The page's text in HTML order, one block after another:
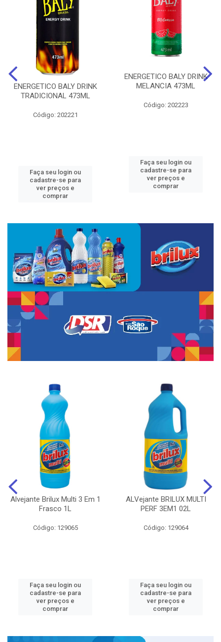
ENERGETICO BALY DRINK
TRADICIONAL 473ML
Código: 202221
Faça seu login ou
cadastre-se para
ver preços e
comprar
ENERGETICO BALY DRINK
MELANCIA 473ML
Código: 202223
Faça seu login ou
cadastre-se para
ver preços e
comprar
Alvejante Brilux Multi 3 Em 1
Frasco 1L
Código: 129065
Faça seu login ou
cadastre-se para
ver preços e
comprar
ALVejante BRILUX MULTI
PERF 3EM1 02L
Código: 129064
Faça seu login ou
cadastre-se para
ver preços e
comprar